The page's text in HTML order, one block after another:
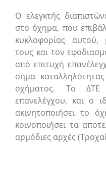
Ο ελεγκτής
στο όχημα, που
κυκλοφορίας αυτού,
τους και τον
από επιτυχή
σήμα
οχήματος. Το ΔΤΕ
επανελέγχου, και ο
ακινητοποιήσει το
κοινοποιήσει τα
αρμόδιες αρχές